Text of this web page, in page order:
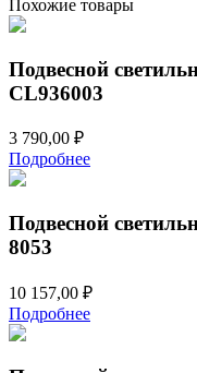
CL936008
Похожие товары
Подвесной
CL936003
3 790,00 ₽
Подробнее
Подвесной
8053
10 157,00 ₽
Подробнее